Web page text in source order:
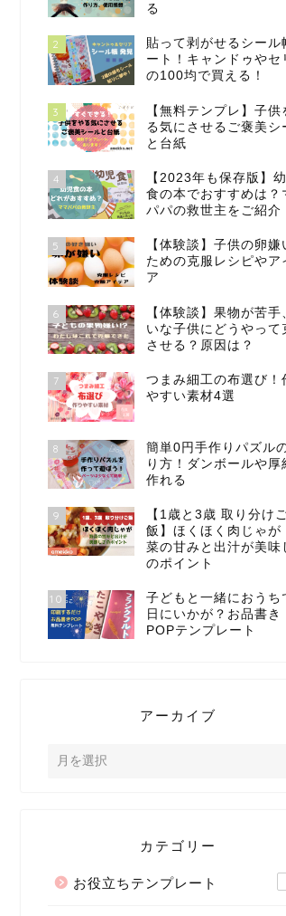
る
2
貼って剥がせるシール
ート！キャンドゥやセ
の100均で買える！
3
【無料テンプレ】子供
る気にさせるご褒美シ
と台紙
4
【2023年も保存版】
食の本でおすすめは？
パパの救世主をご紹介
5
【体験談】子供の卵嫌
ための克服レシピやア
ア
6
【体験談】果物が苦手
いな子供にどうやって
させる？原因は？
7
つまみ細工の布選び！
やすい素材4選
8
簡単0円手作りパズル
り方！ダンボールや厚
作れる
9
【1歳と3歳 取り分け
飯】ほくほく肉じゃが
菜の甘みと出汁が美味
のポイント
10
子どもと一緒におうち
日にいかが？お品書き
POPテンプレート
アーカイブ
カテゴリー
お役立ちテンプレート